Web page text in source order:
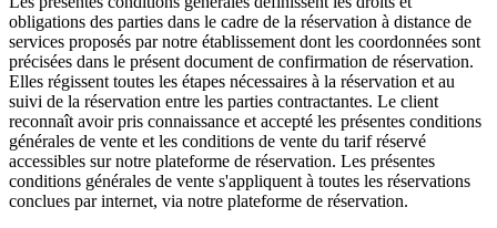
obligations des parties dans le cadre de la réservation à distance de
services proposés par notre établissement dont les coordonnées sont
précisées dans le présent document de confirmation de réservation.
Elles régissent toutes les étapes nécessaires à la réservation et au
suivi de la réservation entre les parties contractantes. Le client
reconnaît avoir pris connaissance et accepté les présentes conditions
générales de vente et les conditions de vente du tarif réservé
accessibles sur notre plateforme de réservation. Les présentes
conditions générales de vente s'appliquent à toutes les réservations
conclues par internet, via notre plateforme de réservation.